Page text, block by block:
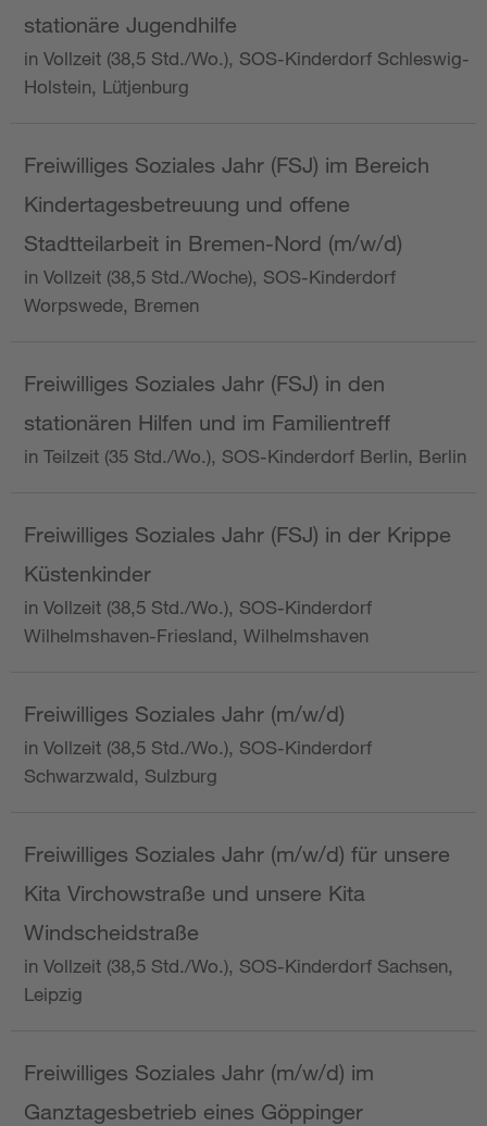
stationäre Jugendhilfe
in Vollzeit (38,5 Std./Wo.), SOS-Kinderdorf Schleswig-
Holstein, Lütjenburg
Freiwilliges Soziales Jahr (FSJ) im Bereich
Kindertagesbetreuung und offene
Stadtteilarbeit in Bremen-Nord (m/w/d)
in Vollzeit (38,5 Std./Woche), SOS-Kinderdorf
Worpswede, Bremen
Freiwilliges Soziales Jahr (FSJ) in den
stationären Hilfen und im Familientreff
in Teilzeit (35 Std./Wo.), SOS-Kinderdorf Berlin, Berlin
Freiwilliges Soziales Jahr (FSJ) in der Krippe
Küstenkinder
in Vollzeit (38,5 Std./Wo.), SOS-Kinderdorf
Wilhelmshaven-Friesland, Wilhelmshaven
Freiwilliges Soziales Jahr (m/w/d)
in Vollzeit (38,5 Std./Wo.), SOS-Kinderdorf
Schwarzwald, Sulzburg
Freiwilliges Soziales Jahr (m/w/d) für unsere
Kita Virchowstraße und unsere Kita
Windscheidstraße
in Vollzeit (38,5 Std./Wo.), SOS-Kinderdorf Sachsen,
Leipzig
Freiwilliges Soziales Jahr (m/w/d) im
Ganztagesbetrieb eines Göppinger